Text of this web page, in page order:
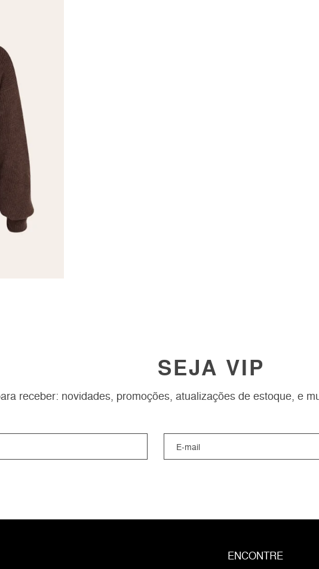
SEJA VIP
receber: novidades, promoções, atualizações de estoque, e
ENCONTRE